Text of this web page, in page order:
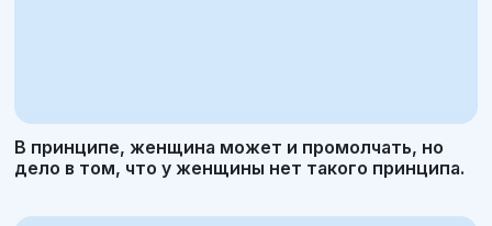
В принципе, женщина может и промолчать, но
дело в том, что у женщины нет такого принципа.